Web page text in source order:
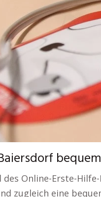
Online-Erste-
zugleich eine